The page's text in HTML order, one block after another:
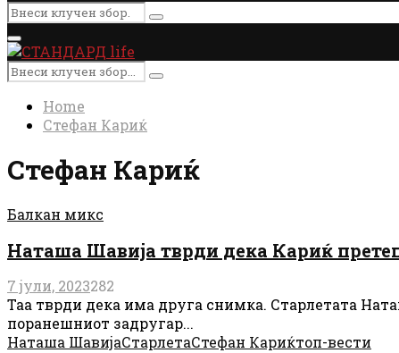
Search
for:
Search
Primary
Menu
Search
for:
Search
Home
Стефан Кариќ
Стефан Кариќ
Балкан микс
Наташа Шавија тврди дека Кариќ
7 јули, 2023282
Таа тврди дека има друга снимка. Старлетата
поранешниот задругар...
Наташа ШавијаСтарлетаСтефан Кариќтоп-вести